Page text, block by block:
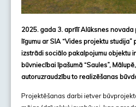
2025. gada 3. aprīlī Alūksnes
līgumu ar SIA “Vides projektu studija”
izstrādi sociālo pakalpojumu objektu
būvniecībai īpašumā “Saules”,
autoruzraudzību to realizēšanas
Projektēšanas darbi ietver